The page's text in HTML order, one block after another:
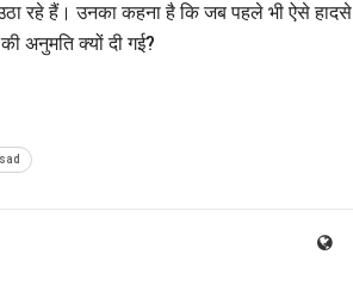
रहे हैं। उनका कहना है कि जब पहले भी ऐसे हादसे
अनुमति क्यों दी गई?